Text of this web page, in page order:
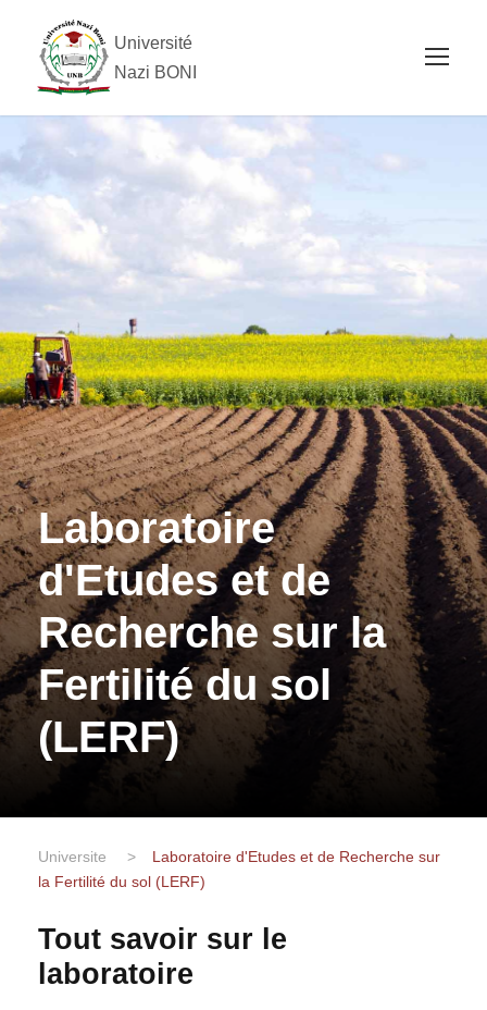
Université
Nazi BONI
Laboratoire
d'Etudes et de
Recherche sur la
Fertilité du sol
(LERF)
Universite >
Laboratoire d'Etudes et de Recherche sur
la Fertilité du sol (LERF)
Tout savoir sur le
laboratoire